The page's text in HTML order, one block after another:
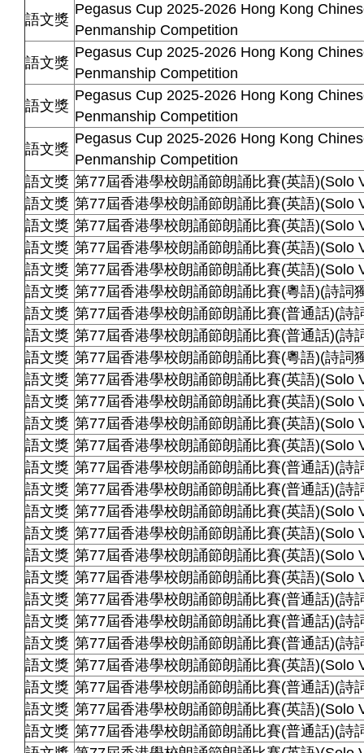
語文獎
Pegasus Cup 2025-2026 Hong Kong
Penmanship Competition
語文獎
Pegasus Cup 2025-2026 Hong Kong
Penmanship Competition
語文獎
Pegasus Cup 2025-2026 Hong Kong
Penmanship Competition
語文獎
Pegasus Cup 2025-2026 Hong Kong
Penmanship Competition
語文獎 第77屆香港學校朗誦節朗誦比賽(英語)(Solo
語文獎 第77屆香港學校朗誦節朗誦比賽(英語)(Solo
語文獎 第77屆香港學校朗誦節朗誦比賽(英語)(Solo
語文獎 第77屆香港學校朗誦節朗誦比賽(英語)(Solo
語文獎 第77屆香港學校朗誦節朗誦比賽(英語)(Solo
語文獎 第77屆香港學校朗誦節朗誦比賽(粵語)(詩詞
語文獎 第77屆香港學校朗誦節朗誦比賽(普通話)(詩
語文獎 第77屆香港學校朗誦節朗誦比賽(普通話)(詩
語文獎 第77屆香港學校朗誦節朗誦比賽(粵語)(詩詞
語文獎 第77屆香港學校朗誦節朗誦比賽(英語)(Solo
語文獎 第77屆香港學校朗誦節朗誦比賽(英語)(Solo
語文獎 第77屆香港學校朗誦節朗誦比賽(英語)(Solo
語文獎 第77屆香港學校朗誦節朗誦比賽(英語)(Solo
語文獎 第77屆香港學校朗誦節朗誦比賽(普通話)(詩
語文獎 第77屆香港學校朗誦節朗誦比賽(普通話)(詩
語文獎 第77屆香港學校朗誦節朗誦比賽(英語)(Solo
語文獎 第77屆香港學校朗誦節朗誦比賽(英語)(Solo
語文獎 第77屆香港學校朗誦節朗誦比賽(英語)(Solo
語文獎 第77屆香港學校朗誦節朗誦比賽(英語)(Solo
語文獎 第77屆香港學校朗誦節朗誦比賽(普通話)(詩
語文獎 第77屆香港學校朗誦節朗誦比賽(普通話)(詩
語文獎 第77屆香港學校朗誦節朗誦比賽(普通話)(詩
語文獎 第77屆香港學校朗誦節朗誦比賽(英語)(Solo
語文獎 第77屆香港學校朗誦節朗誦比賽(普通話)(詩
語文獎 第77屆香港學校朗誦節朗誦比賽(英語)(Solo
語文獎 第77屆香港學校朗誦節朗誦比賽(普通話)(詩